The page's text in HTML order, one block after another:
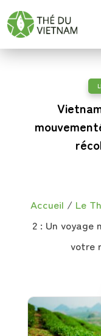
Accueil / Le
2 : Un voyage
votre